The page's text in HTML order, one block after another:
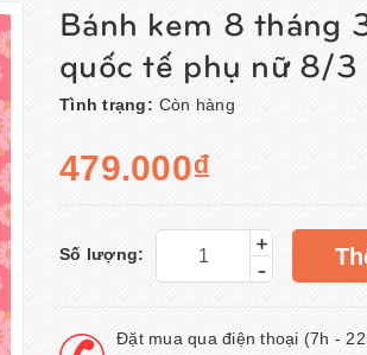
Bánh kem 8 tháng
quốc tế phụ nữ 8/3
Tình trạng: Còn hàng
479.000₫
Số lượng:
+
-
Đặt mua qua điện thoại (7h -